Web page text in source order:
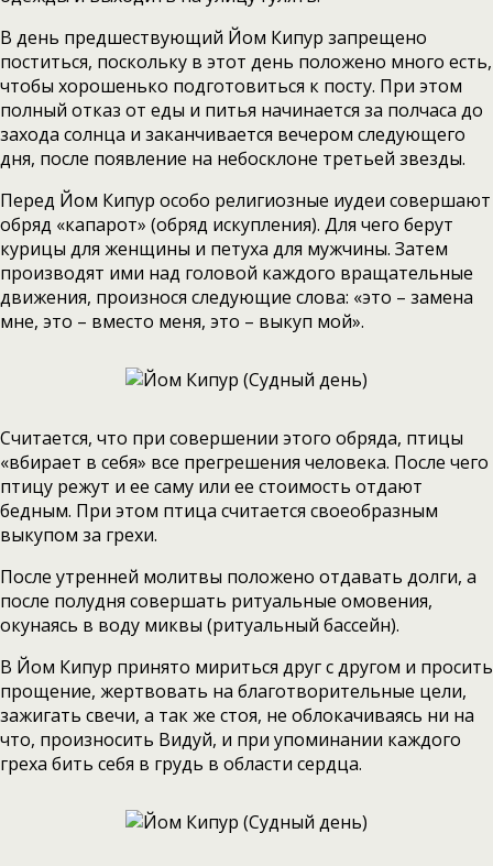
В день предшествующий Йом Кипур запрещено
поститься, поскольку в этот день положено много есть,
чтобы хорошенько подготовиться к посту. При этом
полный отказ от еды и питья начинается за полчаса до
захода солнца и заканчивается вечером следующего
дня, после появление на небосклоне третьей звезды.
Перед Йом Кипур особо религиозные иудеи совершают
обряд «капарот» (обряд искупления). Для чего берут
курицы для женщины и петуха для мужчины. Затем
производят ими над головой каждого вращательные
движения, произнося следующие слова: «это – замена
мне, это – вместо меня, это – выкуп мой».
Считается, что при совершении этого обряда, птицы
«вбирает в себя» все прегрешения человека. После чего
птицу режут и ее саму или ее стоимость отдают
бедным. При этом птица считается своеобразным
выкупом за грехи.
После утренней молитвы положено отдавать долги, а
после полудня совершать ритуальные омовения,
окунаясь в воду миквы (ритуальный бассейн).
В Йом Кипур принято мириться друг с другом и просить
прощение, жертвовать на благотворительные цели,
зажигать свечи, а так же стоя, не облокачиваясь ни на
что, произносить Видуй, и при упоминании каждого
греха бить себя в грудь в области сердца.